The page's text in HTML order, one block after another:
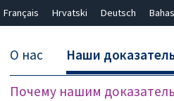
Français Hrvatski Deutsch
О нас Наши
Почему нашим